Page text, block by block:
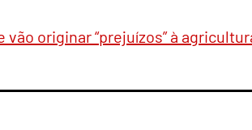
originar “prejuízos” à